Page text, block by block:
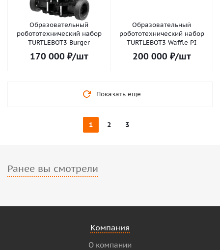
Образовательный
робототехнический набор
TURTLEBOT3 Burger
170 000 ₽/шт
Образовательный
робототехнический набор
TURTLEBOT3 Waffle PI
200 000 ₽/шт
Показать еще
1 2 3
Ранее вы смотрели
Компания
О компании